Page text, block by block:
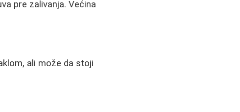
pre zalivanja. Većina
ali može da stoji